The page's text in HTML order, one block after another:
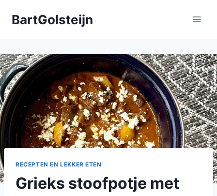
naarBartGolsteijn
RECEPTEN EN LEKKER ETEN
Grieks stoofpotje met